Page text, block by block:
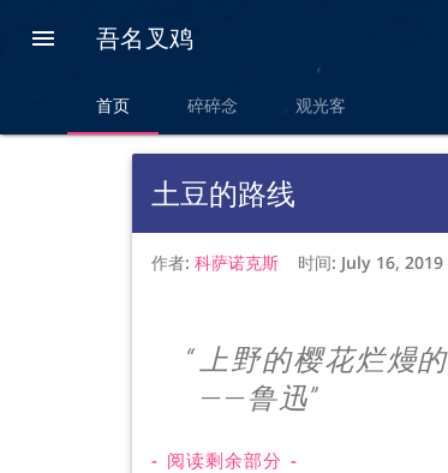
 吾名叉鸡
首页 碎碎念 观光客
土豆的路线
作者: 科萨诺克斯 时间: July 16, 2019
上野的樱花烂熳
——鲁迅
- 阅读剩余部分 -